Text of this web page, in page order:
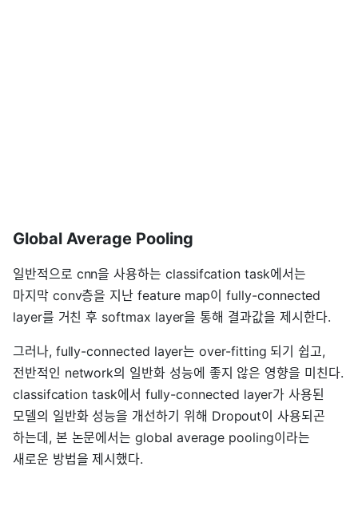
Global Average Pooling
일반적으로 cnn을 사용하는 classifcation task에서는
마지막 conv층을 지난 feature map이 fully-connected
layer를 거친 후 softmax layer을 통해 결과값을 제시한다.
그러나, fully-connected layer는 over-fitting 되기 쉽고,
전반적인 network의 일반화 성능에 좋지 않은 영향을 미친다.
classifcation task에서 fully-connected layer가 사용된
모델의 일반화 성능을 개선하기 위해 Dropout이 사용되곤
하는데, 본 논문에서는 global average pooling이라는
새로운 방법을 제시했다.